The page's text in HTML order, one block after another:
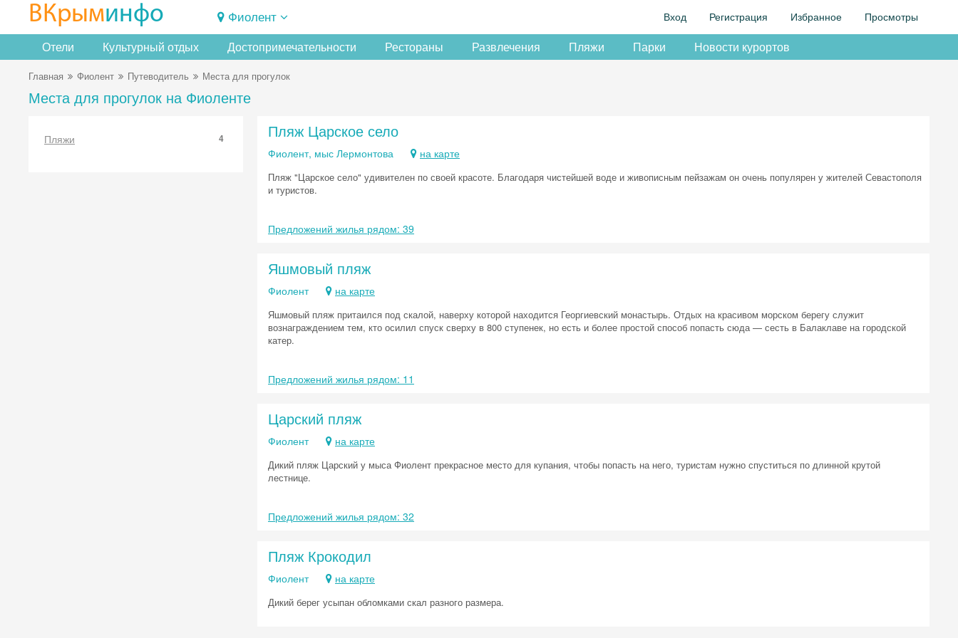
ВКрыминфо Фиолент Вход Регистрация Избранное Просмотры
Отели Культурный отдых Достопримечательности Рестораны Развлечения Пляжи Парки Новости курортов
Главная Фиолент Путеводитель Места для прогулок
Места для прогулок на Фиоленте
Пляжи 4 Пляж Царское село
Фиолент, мыс Лермонтова на карте
Пляж "Царское село" удивителен по своей красоте. Благодаря чистейшей воде и живописным пейзажам он очень популярен у жителей Севастополя
и туристов.
Предложений жилья рядом: 39
Яшмовый пляж
Фиолент на карте
Яшмовый пляж притаился под скалой, наверху которой находится Георгиевский монастырь. Отдых на красивом морском берегу служит
вознаграждением тем, кто осилил спуск сверху в 800 ступенек, но есть и более простой способ попасть сюда — сесть в Балаклаве на городской
катер.
Предложений жилья рядом: 11
Царский пляж
Фиолент на карте
Дикий пляж Царский у мыса Фиолент прекрасное место для купания, чтобы попасть на него, туристам нужно спуститься по длинной крутой
лестнице.
Предложений жилья рядом: 32
Пляж Крокодил
Фиолент на карте
Дикий берег усыпан обломками скал разного размера.